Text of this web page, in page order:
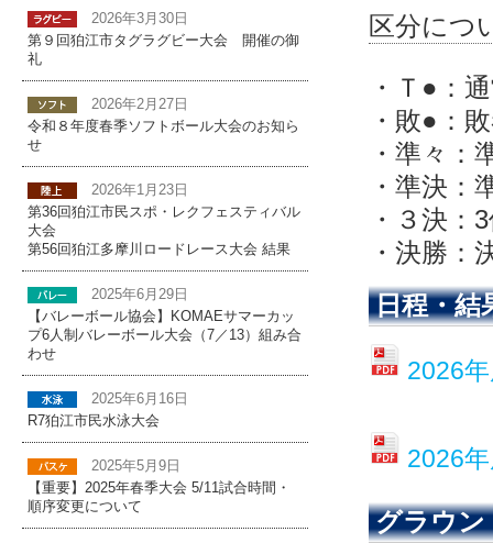
区分につ
・Ｔ●：
・敗●：
・準々：
・準決：
・３決：
・決勝：
日程・結
2026
2026
グラウン
2026年3月30日
第９回狛江市タグラグビー大会 開催の御
礼
2026年2月27日
令和８年度春季ソフトボール大会のお知ら
せ
2026年1月23日
第36回狛江市民スポ・レクフェスティバル
大会
第56回狛江多摩川ロードレース大会 結果
2025年6月29日
【バレーボール協会】KOMAEサマーカッ
プ6人制バレーボール大会（7／13）組み合
わせ
2025年6月16日
R7狛江市民水泳大会
2025年5月9日
【重要】2025年春季大会 5/11試合時間・
順序変更について